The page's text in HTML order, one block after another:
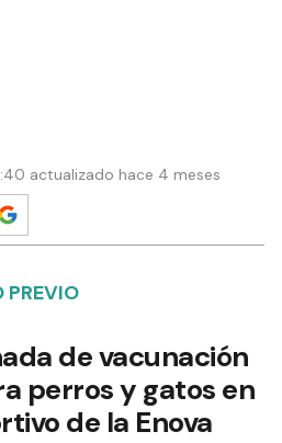
actualizado hace 4 meses
PREVIO
de vacunación
perros y gatos en
de la Enova